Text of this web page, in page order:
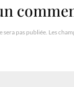
sera pas publiée. Les